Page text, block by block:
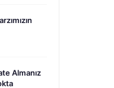
Almanız